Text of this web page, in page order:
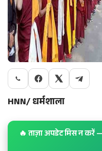
HNN/ धर्मशाला
🔥 ताज़ा अपडेट मिस न करें